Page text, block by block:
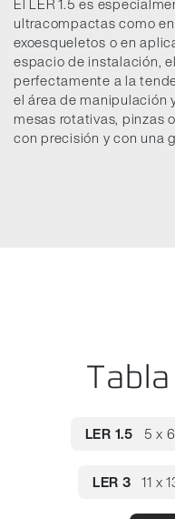
ultracompactas como
exoesqueletos o en
espacio de instalación,
perfectamente a la
el área de manipulación
mesas rotativas, pinzas
con precisión y con una
LER 1.5 5 x 6
LER 3 11 x